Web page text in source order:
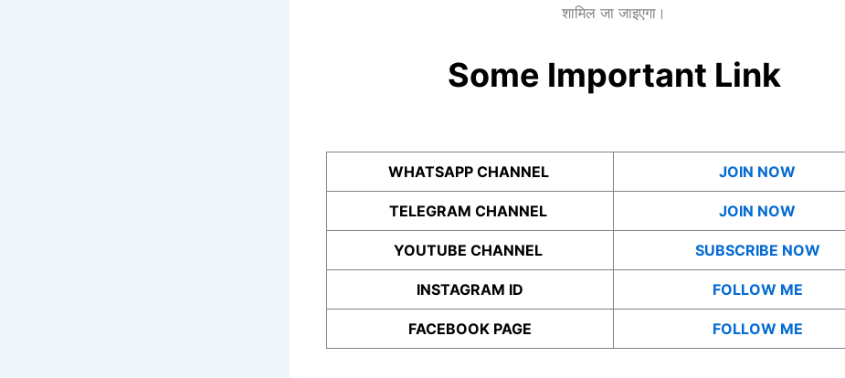
शामिल जा जाइएगा।
Some Important Link
WHATSAPP CHANNEL JOIN NOW
TELEGRAM CHANNEL JOIN NOW
YOUTUBE CHANNEL SUBSCRIBE NOW
INSTAGRAM ID FOLLOW ME
FACEBOOK PAGE FOLLOW ME